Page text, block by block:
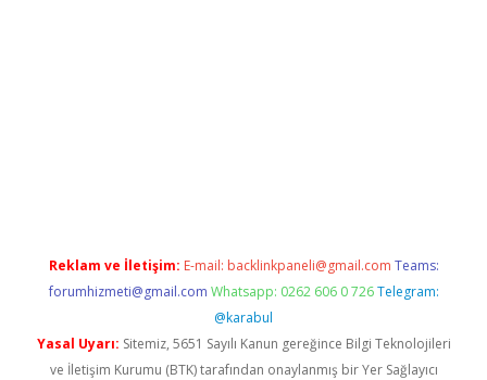
Reklam ve İletişim: E-mail: backlinkpaneli@gmail.com Teams:
forumhizmeti@gmail.com Whatsapp: 0262 606 0 726 Telegram:
@karabul
Yasal Uyarı: Sitemiz, 5651 Sayılı Kanun gereğince Bilgi Teknolojileri
ve İletişim Kurumu (BTK) tarafından onaylanmış bir Yer Sağlayıcı